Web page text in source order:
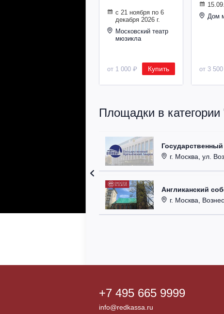
с 21 ноября по 6
декабря 2026 г.
Московский театр
мюзикла
от 1 000 ₽ Купить
Дом
от 3
Площадки в
г. Москва, ул.
Англиканский
г. Москва,
+7 495 665 9999
info@redkassa.ru